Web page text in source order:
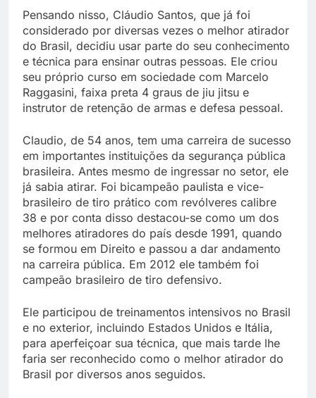
Pensando nisso, Cláudio Santos, que já foi
considerado por diversas vezes o melhor atirador
do Brasil, decidiu usar parte do seu conhecimento
e técnica para ensinar outras pessoas. Ele criou
seu próprio curso em sociedade com Marcelo
Raggasini, faixa preta 4 graus de jiu jitsu e
instrutor de retenção de armas e defesa pessoal.
Claudio, de 54 anos, tem uma carreira de sucesso
em importantes instituições da segurança pública
brasileira. Antes mesmo de ingressar no setor, ele
já sabia atirar. Foi bicampeão paulista e vice-
brasileiro de tiro prático com revólveres calibre
38 e por conta disso destacou-se como um dos
melhores atiradores do país desde 1991, quando
se formou em Direito e passou a dar andamento
na carreira pública. Em 2012 ele também foi
campeão brasileiro de tiro defensivo.
Ele participou de treinamentos intensivos no Brasil
e no exterior, incluindo Estados Unidos e Itália,
para aperfeiçoar sua técnica, que mais tarde lhe
faria ser reconhecido como o melhor atirador do
Brasil por diversos anos seguidos.